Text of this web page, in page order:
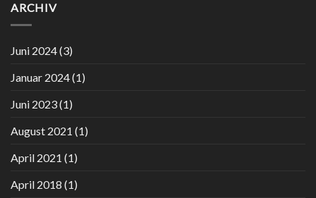
ARCHIV
Juni 2024(3)
Januar 2024(1)
Juni 2023(1)
August 2021 (1)
April 2021 (1)
April 2018 (1)